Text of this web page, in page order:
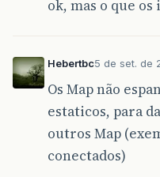
ok, mas o que
Hebertbc5 de set. de
Os Map não
estaticos, para
outros Map
conectados)